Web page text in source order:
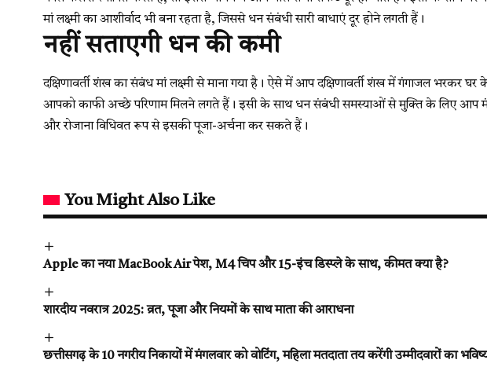
मां लक्ष्मी का आशीर्वाद भी बना रहता है, जिससे धन संबंधी सारी बाधाएं दूर होने लगती हैं।
नहीं सताएगी धन की कमी
दक्षिणावर्ती शंख का संबंध मां लक्ष्मी से माना गया है। ऐसे में आप दक्षिणावर्ती शंख में गंगाजल भरकर
आपको काफी अच्छे परिणाम मिलने लगते हैं। इसी के साथ धन संबंधी समस्याओं से मुक्ति के लिए आप
और रोजाना विधिवत रूप से इसकी पूजा-अर्चना कर सकते हैं।
You Might Also Like
Apple का नया MacBook Air पेश, M4 चिप और 15-इंच डिस्प्ले के साथ, कीमत क्या है?
शारदीय नवरात्र 2025: व्रत, पूजा और नियमों के साथ माता की आराधना
छत्तीसगढ़ के 10 नगरीय निकायों में मंगलवार को वोटिंग, महिला मतदाता तय करेंगी उम्मीदवारों का